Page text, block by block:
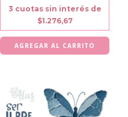
3 cuotas sin interés de
$1.276,67